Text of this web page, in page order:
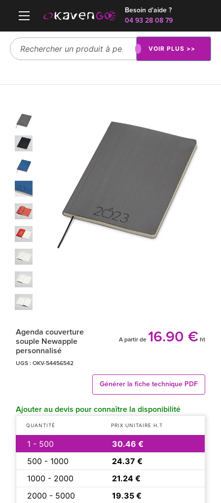
Besoin d'aide ?
04 93 28 08 79
VOIR PLUS >>
Agenda couverture
souple Newapple
personnalisé
A partir de 16.90 € ht
UGS : OKV-54456542
Générer la fiche technique PDF
Ajouter au devis pour connaître la disponibilité
QUANTITÉ PRIX UNITAIRE H.T
1 - 500
30.46 €
500 - 1000
24.37 €
1000 - 2000
21.24 €
2000 - 5000
19.35 €